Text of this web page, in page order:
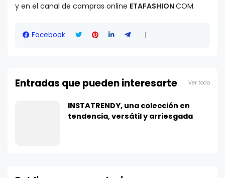
y en el canal de compras online ETAFASHION.COM.
Facebook
Entradas que pueden interesarte Ver todo
INSTATRENDY, una colección en
tendencia, versátil y arriesgada